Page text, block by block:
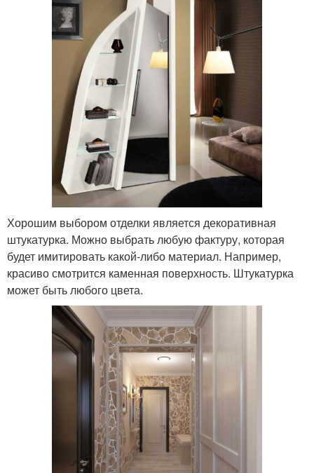
Хорошим выбором отделки является декоративная
штукатурка. Можно выбрать любую фактуру, которая
будет имитировать какой-либо материал. Например,
красиво смотрится каменная поверхность. Штукатурка
может быть любого цвета.